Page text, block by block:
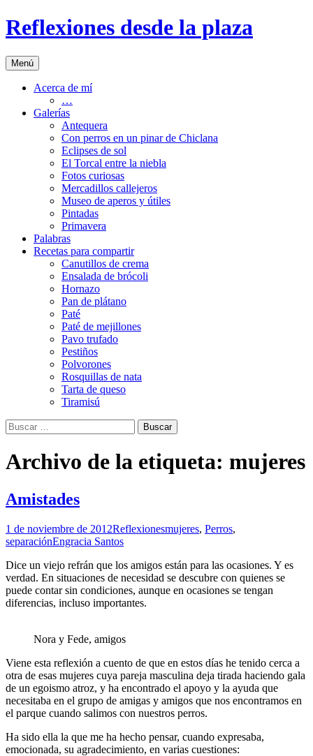
Saltar
al
Reflexiones desde la plaza
Menú
Acerca de mí
…
Galerías
Antequera
Con perros en un pinar de Chiclana
Eclipses de sol
El Torcal entre la niebla
Fotos curiosas
Mercadillos callejeros
Museo de aperos y útiles
Pintadas
Primavera
Palabras
Recetas para compartir
Canutillos de crema
Ensalada de brócoli
Hornazo
Pan de plátano
Paté
Paté de mejillones
Pavo trufado
Pestiños
Polvorones
Rosquillas de nata
Tarta de queso
Tiramisú
Buscar:
Archivo de la etiqueta: mujeres
Amistades
1 de noviembre de 2012Reflexionesmujeres, Perros,
separaciónEngracia Santos
Dice un viejo refrán que los amigos están para las ocasiones. Y es
verdad. En situaciones de necesidad se descubre con quienes se
puede contar sin condiciones, aunque en ocasiones se tengan
diferencias, incluso importantes.
Nora y Fede, amigos
Viene esta reflexión a cuento de que en estos días he tenido cerca a
otra de esas mujeres cuya pareja masculina deja tirada haciendo gala
de un egoismo atroz, y ha encontrado el apoyo y la ayuda que
necesitaba en el grupo de amigas y amigos que nos encontramos en
el parque cuando salimos con nuestros perros.
Ha sido ella la que me ha hecho pensar, cuando expresaba,
emocionada, su agradecimiento, en varias cuestiones: